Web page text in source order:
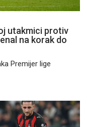
utakmici protiv
na korak do
Premijer lige